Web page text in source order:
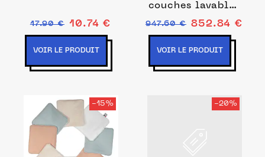
17.90 € 10.74 €
VOIR LE PRODUIT
couches lavables
naturelles
947.60 € 852.84 €
VOIR LE PRODUIT
-15% -20%